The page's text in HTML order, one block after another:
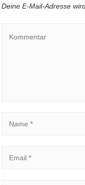
Deine E-Mail-Adresse